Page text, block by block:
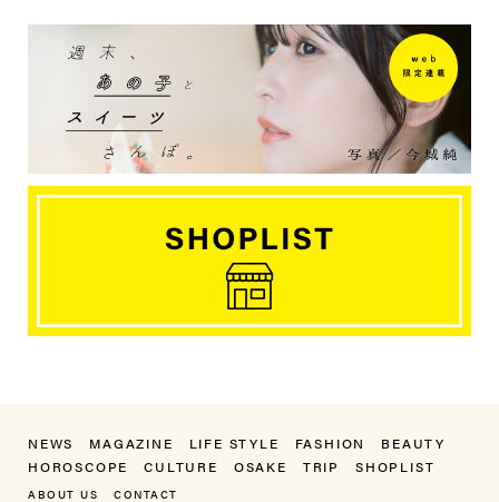
NEWS MAGAZINE LIFE STYLE FASHION
BEAUTY
HOROSCOPE
CULTURE OSAKE TRIP SHOPLIST
ABOUT US CONTACT